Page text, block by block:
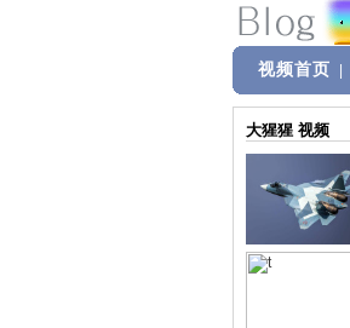
视频首页
大猩猩 视频